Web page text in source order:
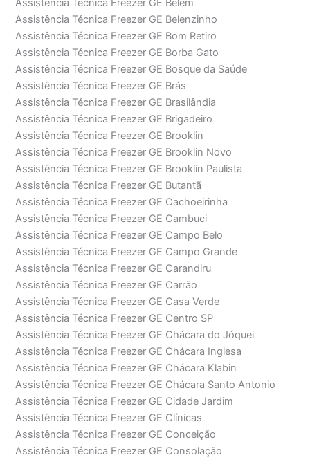
Assistência Técnica Freezer GE Belém
Assistência Técnica Freezer GE Belenzinho
Assistência Técnica Freezer GE Bom Retiro
Assistência Técnica Freezer GE Borba Gato
Assistência Técnica Freezer GE Bosque da Saúde
Assistência Técnica Freezer GE Brás
Assistência Técnica Freezer GE Brasilândia
Assistência Técnica Freezer GE Brigadeiro
Assistência Técnica Freezer GE Brooklin
Assistência Técnica Freezer GE Brooklin Novo
Assistência Técnica Freezer GE Brooklin Paulista
Assistência Técnica Freezer GE Butantã
Assistência Técnica Freezer GE Cachoeirinha
Assistência Técnica Freezer GE Cambuci
Assistência Técnica Freezer GE Campo Belo
Assistência Técnica Freezer GE Campo Grande
Assistência Técnica Freezer GE Carandiru
Assistência Técnica Freezer GE Carrão
Assistência Técnica Freezer GE Casa Verde
Assistência Técnica Freezer GE Centro SP
Assistência Técnica Freezer GE Chácara do Jóquei
Assistência Técnica Freezer GE Chácara Inglesa
Assistência Técnica Freezer GE Chácara Klabin
Assistência Técnica Freezer GE Chácara Santo Antonio
Assistência Técnica Freezer GE Cidade Jardim
Assistência Técnica Freezer GE Clínicas
Assistência Técnica Freezer GE Conceição
Assistência Técnica Freezer GE Consolação